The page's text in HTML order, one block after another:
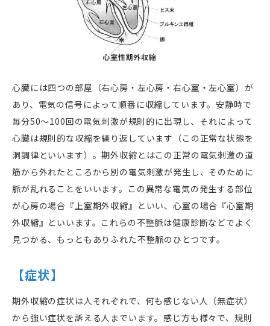
心臓には四つの部屋（右心房・左心房・右心室・左心室）が
あり、電気の信号によって順番に収縮しています。安静時で
毎分50〜100回の電気刺激が規則的に出現し、それによって
心臓は規則的な収縮を繰り返しています（この正常な状態を
洞調律といいます）。期外収縮とはこの正常の電気刺激の道
筋から外れたところから別の電気刺激が発生し、そのために
脈が乱れることをいいます。この異常な電気の発生する部位
が心房の場合『上室期外収縮』といい、心室の場合『心室期
外収縮』といいます。これらの不整脈は健康診断などでよく
見つかる、もっともありふれた不整脈のひとつです。
【症状】
期外収縮の症状は人それぞれで、何も感じない人（無症状）
から強い症状を訴える人までいます。感じ方も様々で、規則